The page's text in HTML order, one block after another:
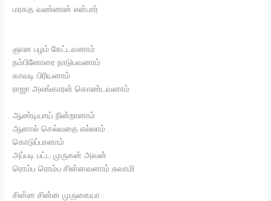
மரகத வண்ணன் என்பார்
ஞான பழம் கேட்டவனாம்
நம்பினோரை நாடுபவனாம்
காவடி பிரியனாம்
ராஜா அலங்காரன் கொண்டவனாம்
ஆண்டியாய் நின்றானாம்
ஆனால் செல்வதை எல்லாம்
கொடுப்பானாம்
அப்படி பட்ட முருகன் அவன்
ரொம்ப ரொம்ப சின்னவனாம் சுவாமி
சின்ன சின்ன முருகையா